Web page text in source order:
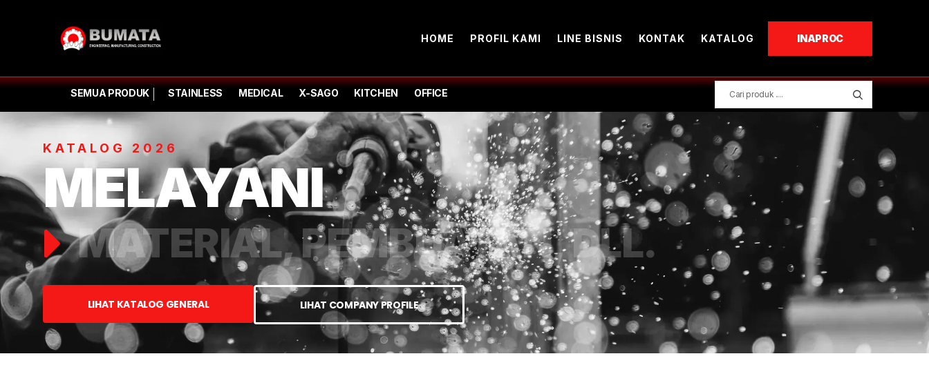
HOME PROFIL KAMI LINE BISNIS KONTAK KATALOG INAPROC
SEMUA PRODUK STAINLESS MEDICAL X-SAGO KITCHEN OFFICE
KATALOG 2026
MELAYANI
MATERIAL, PEMBUATAN, DLL.
LIHAT KATALOG GENERAL LIHAT COMPANY PROFILE